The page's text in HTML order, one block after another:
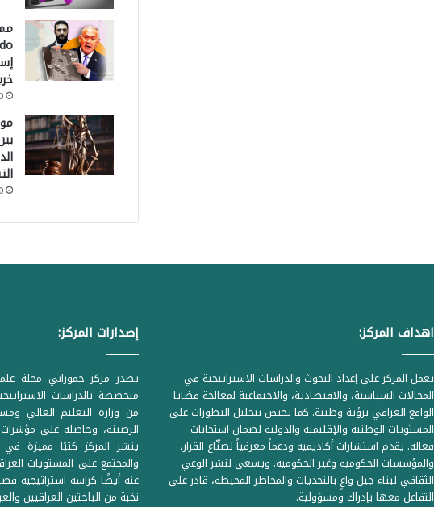
10
10
اهداف المركز:
يعمل المركز على إعداد البحوث والدراسات الاستراتيجية في
المجالات السياسية، والاقتصادية، والاجتماعية لمعالجة قضايا
الواقع العراقي برؤية وطنية. كما يختص بتحليل التطورات على
المستويات الوطنية والإقليمية والدولية لضمان استجابات
فعالة. يقدم استشارات أكاديمية ودعماً معرفياً لصنّاع القرار،
والمؤسسات الحكومية وغير الحكومية. ويسعى لنشر الوعي
الثقافي لبناء جيل واعٍ بالتحديات والمخاطر المحيطة، قادر على
التفاعل معها بإدراك ومسؤولية.
إصدارات المركز:
متخصصة بالدراسات
من وزارة التعليم العالي
ينشر المركز كتبًا مميزة في
والمجتمع على المستويات
عنه أيضًا كراسة استراتيجية
نخبة من الباحثين العراقيين